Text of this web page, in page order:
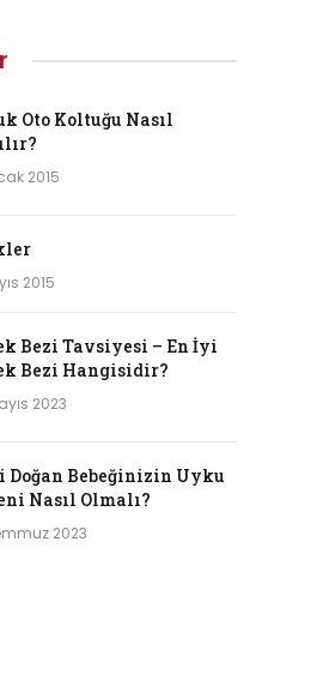
Oto Koltuğu Nasıl
2015
2015
Bezi Tavsiyesi – En İyi
Bezi Hangisidir?
2023
Doğan Bebeğinizin Uyku
Nasıl Olmalı?
2023